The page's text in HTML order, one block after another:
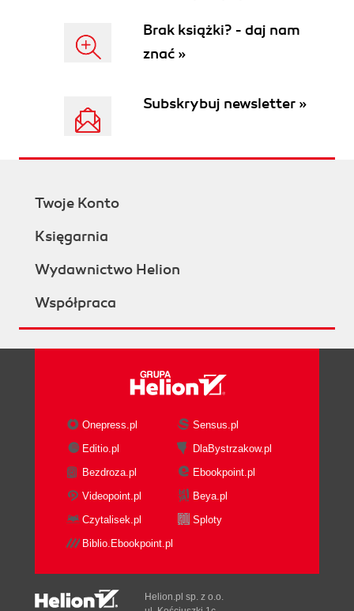
Brak książki? - daj nam
znać »
Subskrybuj newsletter »
Twoje Konto
Księgarnia
Wydawnictwo Helion
Współpraca
Onepress.pl
Sensus.pl
Editio.pl
DlaBystrzakow.pl
Bezdroza.pl
Ebookpoint.pl
Videopoint.pl
Beya.pl
Czytalisek.pl
Sploty
Biblio.Ebookpoint.pl
Helion.pl sp. z o.o.